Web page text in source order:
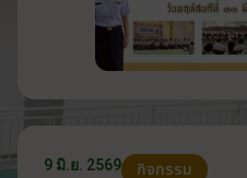
9 มิ.ย. 2569 กิจกรรม